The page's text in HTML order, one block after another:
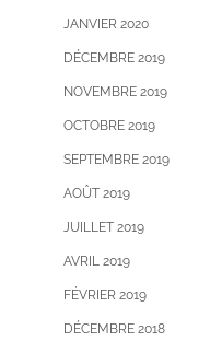
JANVIER 2020
DÉCEMBRE 2019
NOVEMBRE 2019
OCTOBRE 2019
SEPTEMBRE 2019
AOÛT 2019
JUILLET 2019
AVRIL 2019
FÉVRIER 2019
DÉCEMBRE 2018